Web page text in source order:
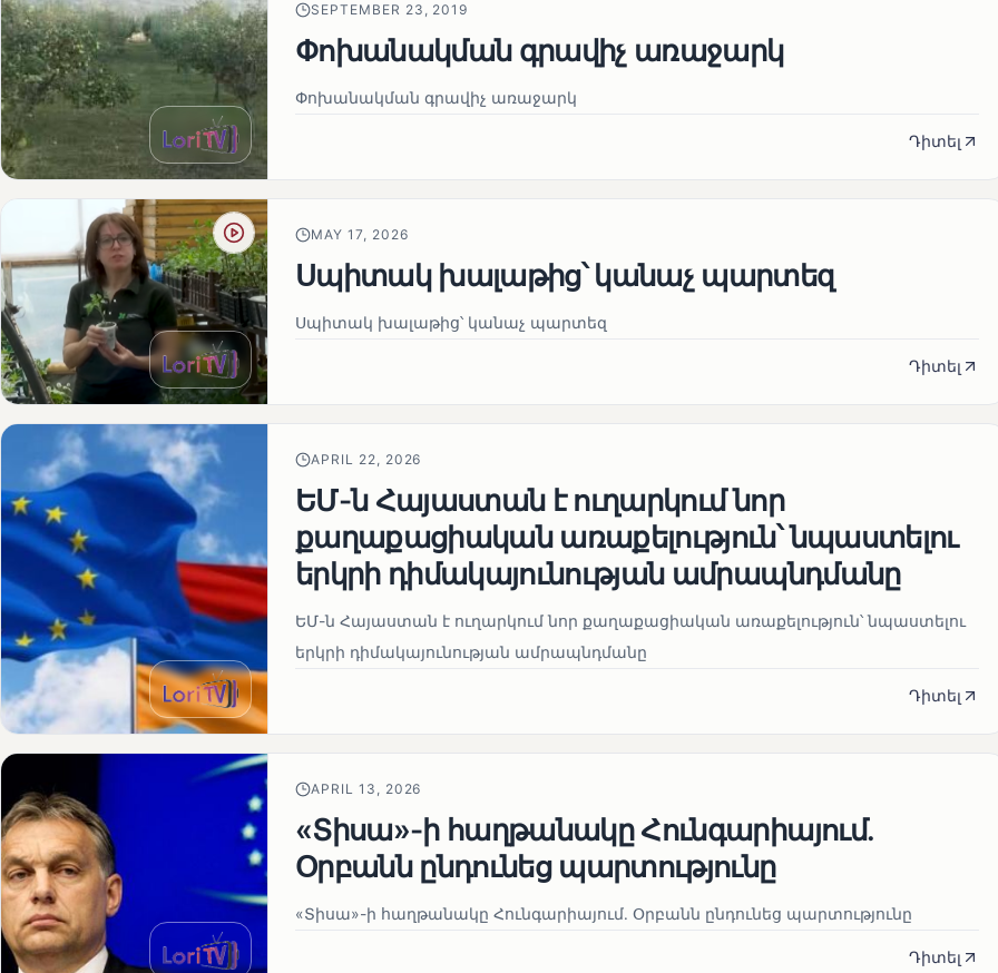
SEPTEMBER 23, 2019
Փոխանակման գրավիչ առաջարկ
Փոխանակման գրավիչ առաջարկ
Դիտել
MAY 17, 2026
Սպիտակ խալաթից՝ կանաչ պարտեզ
Սպիտակ խալաթից՝ կանաչ պարտեզ
Դիտել
APRIL 22, 2026
ԵՄ-ն Հայաստան է ուղարկում նոր
քաղաքացիական առաքելություն՝ նպաստելու
երկրի դիմակայունության ամրապնդմանը
ԵՄ-ն Հայաստան է ուղարկում նոր քաղաքացիական առաքելություն՝ նպաստելու
երկրի դիմակայունության ամրապնդմանը
Դիտել
APRIL 13, 2026
«Տիսա»-ի հաղթանակը Հունգարիայում․
Օրբանն ընդունեց պարտությունը
«Տիսա»-ի հաղթանակը Հունգարիայում․ Օրբանն ընդունեց պարտությունը
Դիտել